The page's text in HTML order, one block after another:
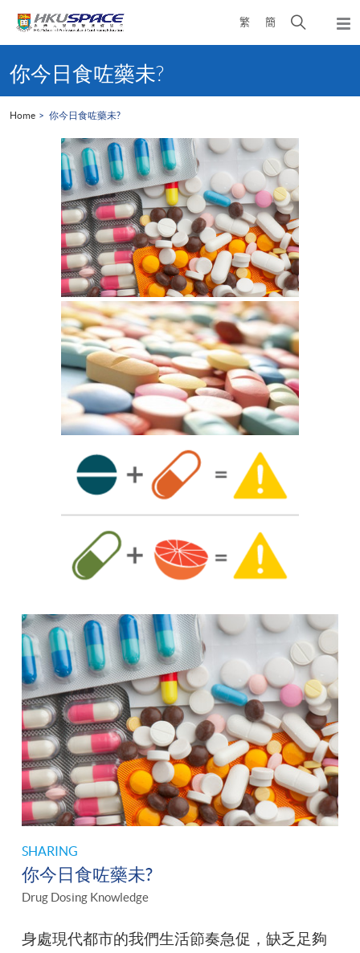
繁 簡
Open
search
content
start你今日食咗藥未?
Home 你今日食咗藥未?
SHARING
你今日食咗藥未?
Drug Dosing Knowledge
身處現代都市的我們生活節奏急促，缺乏足夠